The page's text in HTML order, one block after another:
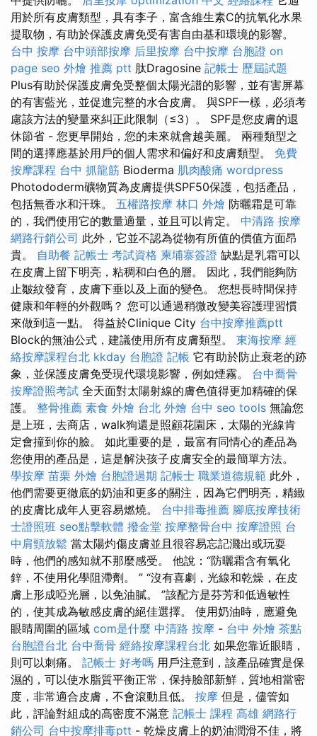
用於所有皮膚類型，具有李子，富含維生素C的抗氧化水果
提取物，有助於保護皮膚免受有害自由基和環境的影響。
台中 按摩 台中頭部按摩 后里按摩 台中按摩 台胞證 on
page seo 外燴 推薦 ptt 肽Dragosine 記帳士 歷屆試題
Plus有助於保護皮膚免受整個太陽光譜的影響，並有害屏幕
的有害藍光，並促進完整的水合皮膚。 與SPF一樣，必須考
慮該方法的變量來糾正此限制（≤3）。 SPF是您皮膚的退
休節省 - 您更早開始，您的未來就會越美麗。 兩種類型之
間的選擇應基於用戶的個人需求和偏好和皮膚類型。 免費
按摩課程 台中 抓龍筋 Bioderma 肌肉酸痛 wordpress
Photododerm礦物質為皮膚提供SPF50保護，包括產品，
包括無香水和汗珠。 五權路按摩 林口 外燴 防曬霜是可靠
的，我們使用它的數量適量，並且可以肯定。 中清路 按摩
網路行銷公司 此外，它並不認為從物有所值的價值方面昂
貴。 自助餐 記帳士 考試資格 柬埔寨簽證 缺點是乳霜可以
在皮膚上留下明亮，粘稠和白色的層。 因此，我們能夠防
止皺紋發育，皮膚下垂以及上面的變色。 您想長時間保持
健康和年輕的外觀嗎？ 您可以通過稍微改變美容護理習慣
來做到這一點。 得益於Clinique City 台中按摩推薦ptt
Block的無油公式，建議使用所有皮膚類型。 東海按摩 經
絡按摩課程台北 kkday 台胞證 記帳 它有助於防止衰老的跡
象，並保護皮膚免受現代環境影響，例如煙霧。 台中喬骨
按摩證照考試 全天面對太陽射線的膚色值得更加精確的保
護。 整骨推薦 素食 外燴 台北 外燴 台中 seo tools 無論您
是上班，去商店，walk狗還是照顧花園床，太陽的光線肯
定會撞到你的臉。 如此重要的是，最富有同情心的產品為
您使用的產品是，這是解決孩子皮膚安全的最簡單方法。
學按摩 苗栗 外燴 台胞證過期 記帳士 職業道德規範 此外，
他們需要更徹底的奶油和更多的關注，因為它們明亮，精緻
的皮膚比成年人更容易燃燒。 台中排毒推薦 腳底按摩技術
士證照班 seo點擊軟體 撥金堂 按摩整骨台中 按摩證照 台
中肩頸放鬆 當太陽灼傷皮膚並且很容易忘記濺出或玩耍
時，他們的感知就不那麼感受。 他說：“防曬霜含有氧化
鋅，不使用化學阻滯劑。 ” “沒有喜劇，光線和乾燥，在皮
膚上形成啞光層，以免油膩。 ”該配方是芬芳和低過敏性
的，使其成為敏感皮膚的絕佳選擇。 使用奶油時，應避免
眼睛周圍的區域 com是什麼 中清路 按摩 - 台中 外燴 茶點
台胞證台北 台中喬骨 經絡按摩課程台北 如果您靠近眼睛，
則可以刺痛。 記帳士 好考嗎 用戶注意到，該產品確實是保
濕的，可以使水脂質平衡正常，保持臉部新鮮，質地相當密
度，非常適合皮膚，不會滾動且低。 按摩 但是，儘管如
此，評論對組成的高密度不滿意 記帳士 課程 高雄 網路行
銷公司 台中按摩排毒ptt - 乾燥皮膚上的奶油潤滑不佳，將